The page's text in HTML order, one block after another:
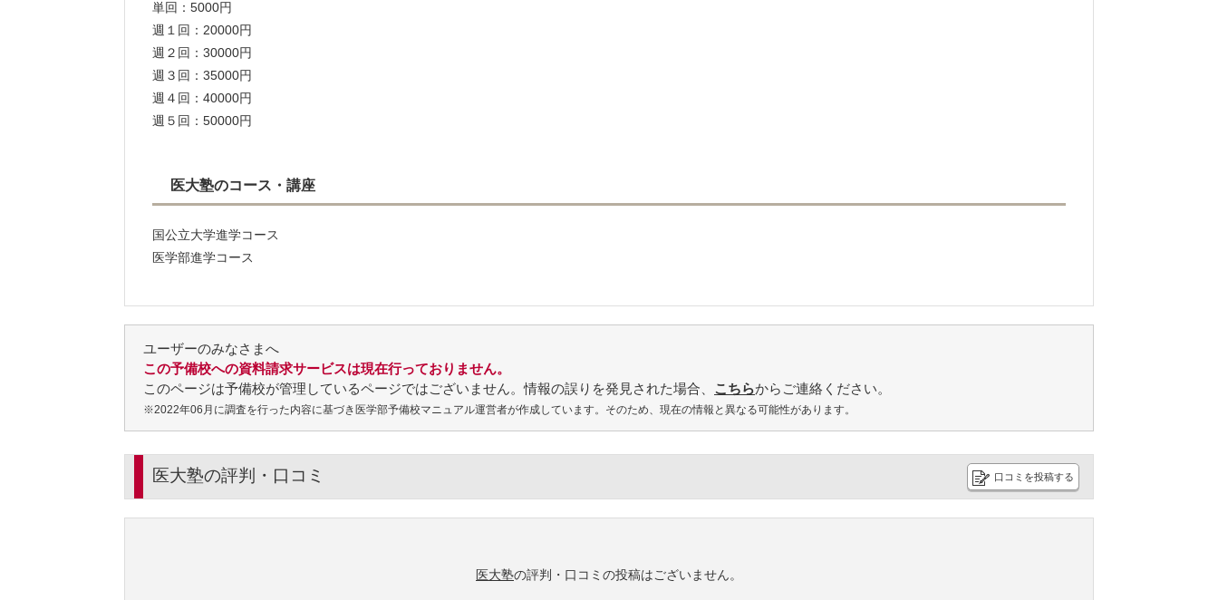
単回：5000円
週１回：20000円
週２回：30000円
週３回：35000円
週４回：40000円
週５回：50000円
医大塾のコース・講座
国公立大学進学コース
医学部進学コース
ユーザーのみなさまへ
この予備校への資料請求サービスは現在行っておりません。
このページは予備校が管理しているページではございません。情報の誤りを発見された場合、 こちらからご連絡ください。
※2022年06月に調査を行った内容に基づき医学部予備校マニュアル運営者が作成しています。そのため、現在の情報と異なる可能性があります。
医大塾の評判・口コミ 口コミを投稿する
医大塾の評判・口コミの投稿はございません。